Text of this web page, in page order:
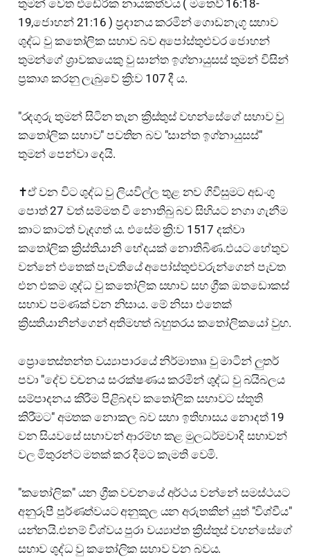
තුමන් වෙත එඩේරික නායකත්වය ( මතෙව් 16:18-
19,ජොහන් 21:16 ) ප්‍රදානය කරමින් ගොඩනැගූ සභාව
ශුද්ධ වු කතෝලික සභාව බව අපෝස්තුළුවර ජොහන්
තුමන්ගේ ශ්‍රාවකයෙකු වු සාන්ත ඉග්නායුසස් තුමන් විසින්
ප්‍රකාශ කරනු ලැබුවේ ක්‍රි:ව 107 දී ය.
"රදගුරු තුමන් සිටින තැන ක්‍රිස්තුස් වහන්සේගේ සභාව වු
කතෝලික සභාව" පවතින බව "සාන්ත ඉග්නායුසස්"
තුමන් පෙන්වා දෙයි.
✝️ඒ වන විට ශුද්ධ වු ලියවිල්ල තුළ නව ගිවිසුමට අඩංගු
පොත් 27 වත් සම්මත වී නොතිබු බව සිහියට නගා ගැනීම
කාට කාටත් වැදගත් ය. එසේම ක්‍රි:ව 1517 දක්වා
කතෝලික ක්‍රිස්තියානි භේදයක් නොතිබිණ.එයට හේතුව
වන්නේ එතෙක් පැවතියේ අපෝස්තුළුවරුන්ගෙන් පැවත
එන එකම ශුද්ධ වු කතෝලික සභාව සහ ග්‍රීක ඔතඩොකස්
සභාව පමණක් වන නිසාය. මේ නිසා එතෙක්
ක්‍රිසතියානින්ගෙන් අතිමහත් බහුතරය කතෝලිකයෝ වුහ.
ප්‍රොතෙස්තන්ත වය්‍යාපාරයේ නිර්මාතෲ වු මාටින් ලුතර්
පවා "දේව වචනය සංරක්ෂණය කරමින් ශුද්ධ වු බයිබලය
සම්පාදනය කිරීම පිළිබදව කතෝලික සභාවට ස්තූති
කිරීමට" අමතක නොකල බව සභා ඉතිහාසය නොදත් 19
වන සියවසේ සභාවන් ආරම්භ කළ මුලධර්මවාදි සභාවන්
වල මිතුරන්ට මතක් කර දීමට කැමති වෙමි.
"කතෝලික" යන ග්‍රීක වචනයේ අර්ථය වන්නේ සමස්ථයට
අනුරූපී පුර්ණත්වයට අනුකූල යන අරුතකින් යුත් "විශ්වීය"
යන්නයි.එනම් විශ්වය පුරා වය්‍යාප්ත ක්‍රිස්තුස් වහන්සේගේ
සභාව ශුද්ධ වු කතෝලික සභාව වන බවය.